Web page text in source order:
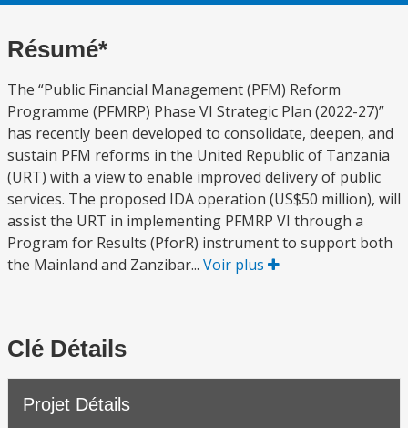
Résumé*
The “Public Financial Management (PFM) Reform
Programme (PFMRP) Phase VI Strategic Plan (2022-27)”
has recently been developed to consolidate, deepen, and
sustain PFM reforms in the United Republic of Tanzania
(URT) with a view to enable improved delivery of public
services. The proposed IDA operation (US$50 million), will
assist the URT in implementing PFMRP VI through a
Program for Results (PforR) instrument to support both
the Mainland and Zanzibar... Voir plus
Clé Détails
Projet Détails